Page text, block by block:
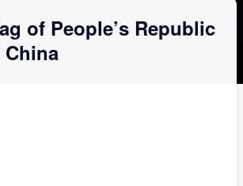
of People’s Republic